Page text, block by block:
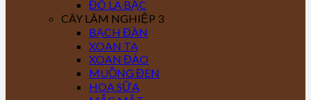
ĐÔ LA BẠC
CÂY LÂM NGHIỆP 3
BẠCH ĐÀN
XOAN TA
XOAN ĐÀO
MUỒNG ĐEN
HOA SỮA